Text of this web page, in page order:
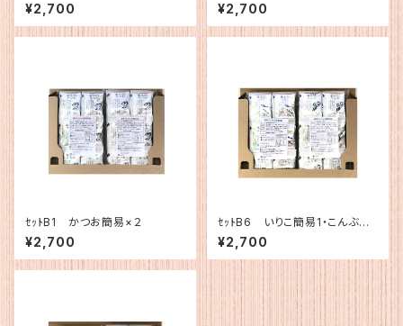
¥2,700 ¥2,700
ｾｯﾄB1 かつお簡易×２
¥2,700
ｾｯﾄB6 いりこ簡易1・こんぶ簡
易１
¥2,700